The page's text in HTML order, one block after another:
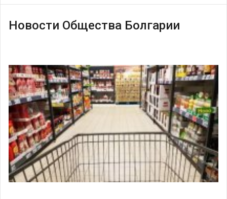
Новости Общества Болгарии